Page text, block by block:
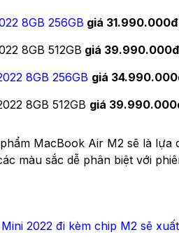
8GB 256GB giá 31.990.000đ
8GB 512GB giá 39.990.000đ
8GB 256GB giá
8GB 512GB giá
MacBook Air M2 sẽ là
màu sắc dễ phân biệt với
2022 đi kèm chip M2 sẽ